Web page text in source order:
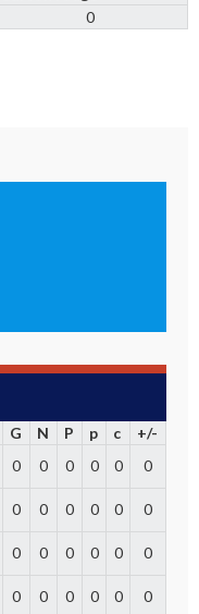
0
G N P p c
+/-
0 0 0 0 0 0
0 0 0 0 0 0
0 0 0 0 0 0
0 0 0 0 0 0